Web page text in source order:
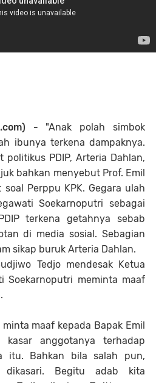
- "Anak polah simbok
ibunya terkena dampaknya.
PDIP, Arteria Dahlan,
bahkan menyebut Prof. Emil
Perppu KPK. Gegara ulah
Soekarnoputri sebagai
terkena getahnya sebab
di media sosial. Sebagian
sikap buruk Arteria Dahlan.
Tedjo mendesak Ketua
Soekarnoputri meminta maaf
maaf kepada Bapak Emil
kasar anggotanya terhadap
itu. Bahkan bila salah pun,
Begitu adab kita